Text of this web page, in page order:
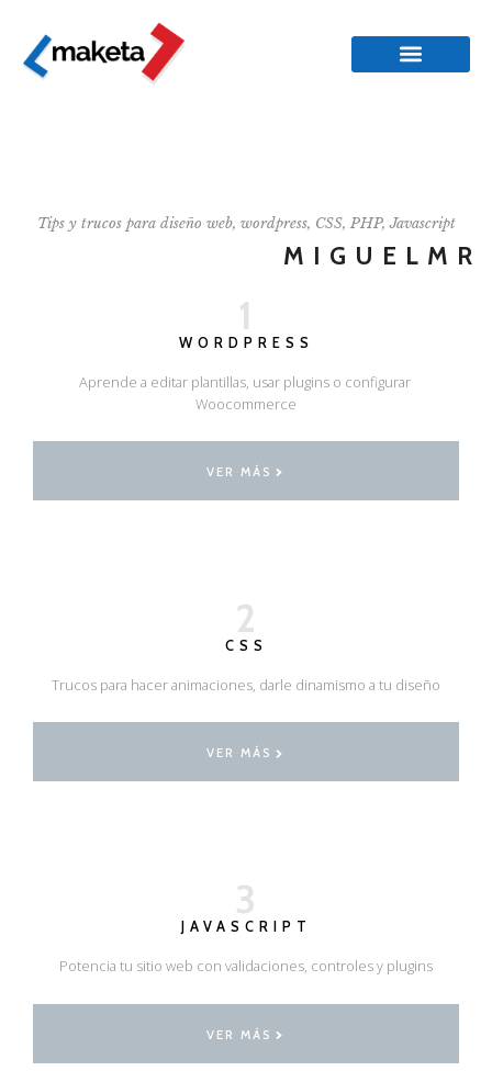
Tips y trucos para diseño web, wordpress, CSS, PHP, Javascript
MIGUELMR
1
WORDPRESS
Aprende a editar plantillas, usar plugins o configurar
Woocommerce
VER MÁS
2
CSS
Trucos para hacer animaciones, darle dinamismo a tu diseño
VER MÁS
3
JAVASCRIPT
Potencia tu sitio web con validaciones, controles y plugins
VER MÁS